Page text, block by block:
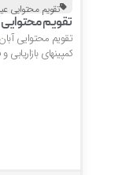
تقویم محتوایی عیب
تقویم محتوایی آبان 1404
کمپینهای بازاریابی و